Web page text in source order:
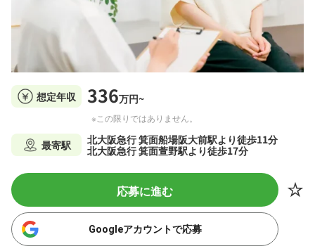
想定年収 336万円~
※この限りではありません。
最寄駅
北大阪急行 箕面船場阪大前駅より徒歩11分
北大阪急行 箕面萱野駅より徒歩17分
応募に進む
Googleアカウントで応募